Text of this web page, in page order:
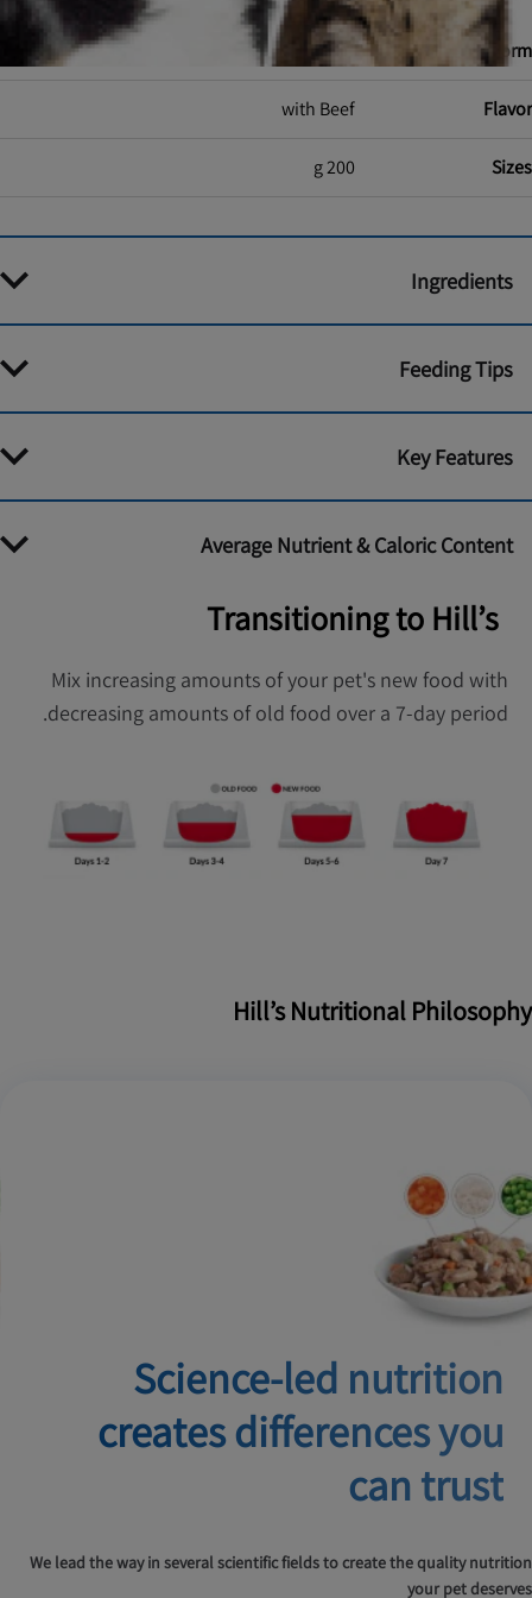
Food Form
canned
Flavor
with Beef
Sizes
200 g
Ingredients
Feeding Tips
Key Features
Average Nutrient & Caloric Content
Transitioning to Hill’s
Mix increasing amounts of your pet's new food with
decreasing amounts of old food over a 7-day period.
Hill’s Nutritional Philosophy
Science-led nutrition
createsdifferences you
can trust
We lead the way in several scientific fields to create the quality nutrition
your pet deserves